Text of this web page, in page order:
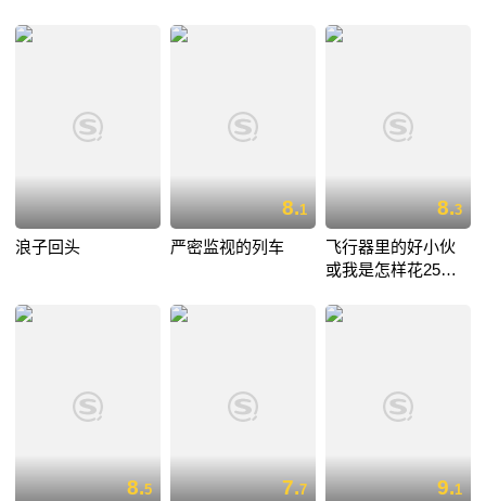
浪子回头
8.1
严密监视的列车
8.3
飞行器里的好小伙
或我是怎样花25小
巴黎
8.5 7.7 9.1